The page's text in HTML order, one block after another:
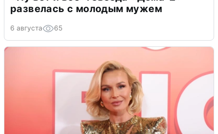
развелась с молодым мужем
6 августа 65